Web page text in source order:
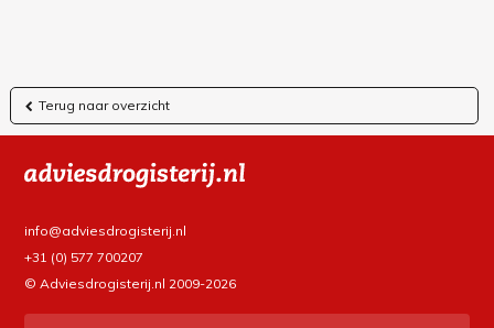
Terug naar overzicht
info@adviesdrogisterij.nl
+31 (0) 577 700207
© Adviesdrogisterij.nl 2009-2026